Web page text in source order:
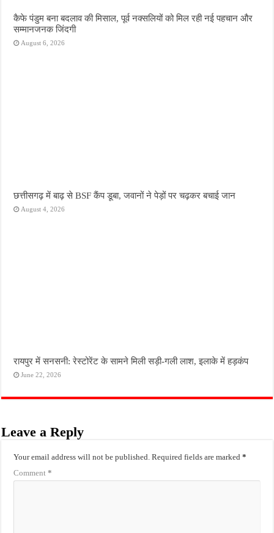
कैफे पंडुम बना बदलाव की मिसाल, पूर्व नक्सलियों को मिल रही नई पहचान और
सम्मानजनक जिंदगी
August 6, 2026
छत्तीसगढ़ में बाढ़ से BSF कैंप डूबा, जवानों ने पेड़ों पर चढ़कर बचाई जान
August 4, 2026
रायपुर में सनसनी: रेस्टोरेंट के सामने मिली सड़ी-गली लाश, इलाके में हड़कंप
June 22, 2026
Leave a Reply
Your email address will not be published. Required fields are marked*
Comment*